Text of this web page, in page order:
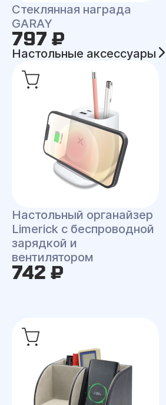
Стеклянная награда
GARAY
797 ₽
Настольные аксессуары
Настольный органайзер
Limerick c беспроводной
зарядкой и
вентилятором
742 ₽